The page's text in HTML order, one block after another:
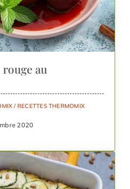
au
/ RECETTES THERMOMIX
2020